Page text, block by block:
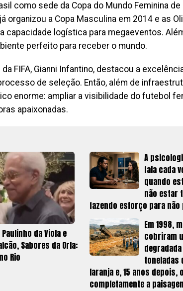
como sede da Copa do Mundo Feminina de
organizou a Copa Masculina em 2014 e as
capacidade logística para megaeventos.
perfeito para receber o mundo.
FIFA, Gianni Infantino, destacou a
de seleção. Então, além de
enorme: ampliar a visibilidade do futebol
apaixonadas.
da Viola e
Sabores da Orla:
Rio
A
fala cada
quando
não estar
fazendo esforço para
Em 1998,
cobriram
toneladas
laranja e, 15 anos depois,
completamente a